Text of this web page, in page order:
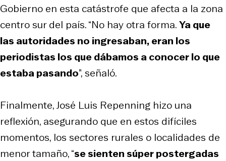
Gobierno en esta catástrofe que afecta a la zona
centro sur del país. “No hay otra forma.Ya que
las autoridades no ingresaban, eran los
periodistas los que dábamos a conocer lo que
estaba pasando”, señaló.
Finalmente, José Luis Repenning hizo una
reflexión, asegurando que en estos difíciles
momentos, los sectores rurales o localidades de
menor tamaño, “se sienten súper postergadas